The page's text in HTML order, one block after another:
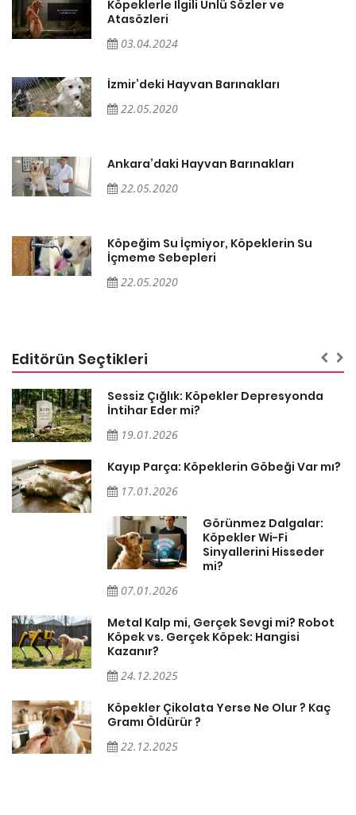
Köpeklerle İlgili Ünlü Sözler ve
Atasözleri
03.04.2024
İzmir’deki Hayvan Barınakları
22.05.2020
Ankara’daki Hayvan Barınakları
22.05.2020
Köpeğim Su İçmiyor, Köpeklerin Su
İçmeme Sebepleri
22.05.2020
Editörün Seçtikleri
Sessiz Çığlık: Köpekler Depresyonda
İntihar Eder mi?
19.01.2026
Kayıp Parça: Köpeklerin Göbeği Var mı?
17.01.2026
Görünmez Dalgalar:
Köpekler Wi-Fi
Sinyallerini Hisseder
mi?
07.01.2026
Metal Kalp mi, Gerçek Sevgi mi? Robot
Köpek vs. Gerçek Köpek: Hangisi
Kazanır?
24.12.2025
Köpekler Çikolata Yerse Ne Olur ? Kaç
Gramı Öldürür ?
22.12.2025